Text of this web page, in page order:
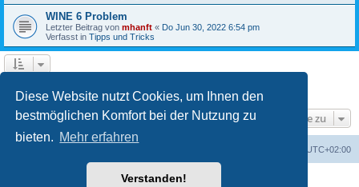
Diese Website nutzt Cookies, um Ihnen den
bestmöglichen Komfort bei der Nutzung zu
bieten. Mehr erfahren
Verstanden!
WINE 6 Problem
Letzter Beitrag von mhanft « Do Jun 30, 2022 6:54 pm
Verfasst in Tipps und Tricks
Gehe zu
UTC+02:00
Powered byphpBB® Forum Software © phpBB Limited